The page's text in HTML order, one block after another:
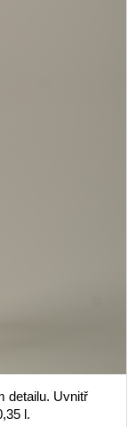
detailu. Uvnitř
l.